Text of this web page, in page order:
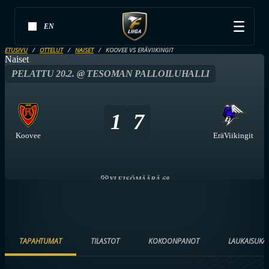
EN
ETUSIVU OTTELUT NAISET KOOVEE VS ERÄVIIKINGIT
Naiset
PELATTU 20.2. @ TESOMAN PALLOILUHALLI
Koovee
1 7
EräViikingit
YLEISÖMÄÄRÄ 68
TAPAHTUMAT TILASTOT KOKOONPANOT